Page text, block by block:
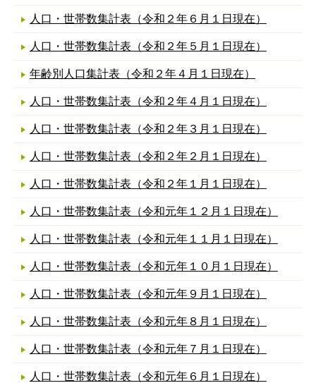
人口・世帯数集計表（令和２年６月１日現在）
人口・世帯数集計表（令和２年５月１日現在）
年齢別人口集計表（令和２年４月１日現在）
人口・世帯数集計表（令和２年４月１日現在）
人口・世帯数集計表（令和２年３月１日現在）
人口・世帯数集計表（令和２年２月１日現在）
人口・世帯数集計表（令和２年１月１日現在）
人口・世帯数集計表（令和元年１２月１日現在）
人口・世帯数集計表（令和元年１１月１日現在）
人口・世帯数集計表（令和元年１０月１日現在）
人口・世帯数集計表（令和元年９月１日現在）
人口・世帯数集計表（令和元年８月１日現在）
人口・世帯数集計表（令和元年７月１日現在）
人口・世帯数集計表（令和元年６月１日現在）